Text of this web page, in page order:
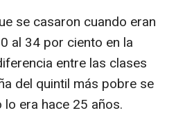
se casaron cuando eran
al 34 por ciento en la
entre las clases
del quintil más pobre se
era hace 25 años.